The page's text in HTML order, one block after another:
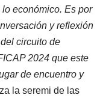
económico. Es por
y reflexión
circuito de
2024 que este
de encuentro y
la seremi de las